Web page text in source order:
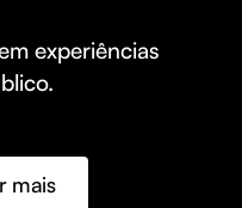
experiências
mais